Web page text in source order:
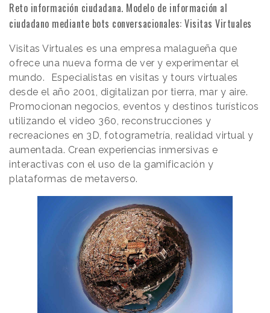
Reto información ciudadana. Modelo de información al
ciudadano mediante bots conversacionales: Visitas Virtuales
Visitas Virtuales es una empresa malagueña que
ofrece una nueva forma de ver y experimentar el
mundo. Especialistas en visitas y tours virtuales
desde el año 2001, digitalizan por tierra, mar y aire.
Promocionan negocios, eventos y destinos turísticos
utilizando el video 360, reconstrucciones y
recreaciones en 3D, fotogrametría, realidad virtual y
aumentada. Crean experiencias inmersivas e
interactivas con el uso de la gamificación y
plataformas de metaverso.